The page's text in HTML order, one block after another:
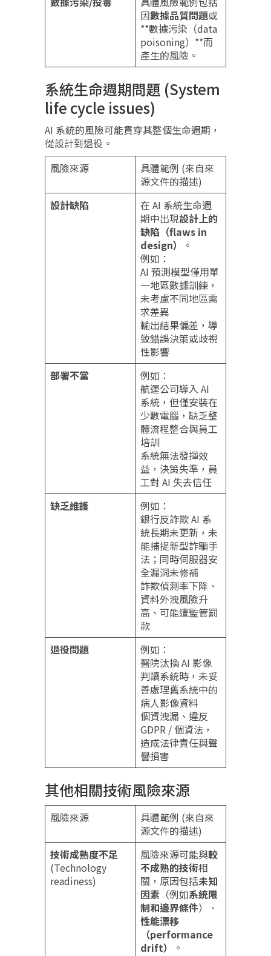
因數據品質問題或
**數據污染（data
poisoning）**而
產生的風險。
系統生命週期問題 (System
life cycle issues)
AI 系統的風險可能貫穿其整個生命週期，
從設計到退役。
風險來源
具體範例 (來自來
源文件的描述)
設計缺陷
在 AI 系統生命週
期中出現設計上的
缺陷（flaws in
design）
。
例如：
AI 預測模型僅用單
一地區數據訓練，
未考慮不同地區需
求差異
輸出結果偏差，導
致錯誤決策或歧視
性影響
部署不當
例如：
航運公司導入 AI
系統，但僅安裝在
少數電腦，缺乏整
體流程整合與員工
培訓
系統無法發揮效
益，決策失準，員
工對 AI 失去信任
缺乏維護
例如：
銀行反詐欺 AI 系
統長期未更新，未
能捕捉新型詐騙手
法；同時伺服器安
全漏洞未修補
詐欺偵測率下降、
資料外洩風險升
高、可能遭監管罰
款
退役問題
例如：
醫院汰換 AI 影像
判讀系統時，未妥
善處理舊系統中的
病人影像資料
個資洩漏、違反
GDPR / 個資法，
造成法律責任與聲
譽損害
其他相關技術風險來源
風險來源
具體範例 (來自來
源文件的描述)
技術成熟度不足
(Technology
readiness)
風險來源可能與較
不成熟的技術相
關，原因包括未知
因素 （例如系統限
制和邊界條件）、
性能漂移
（performance
drift）
。